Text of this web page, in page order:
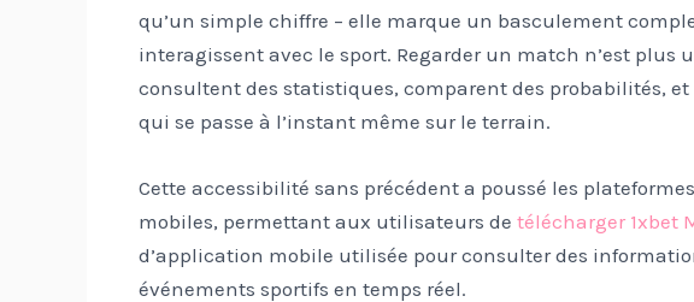
qu’un simple chiffre – elle marque un basculement
interagissent avec le sport. Regarder un match n’est plus
consultent des statistiques, comparent des probabilités,
qui se passe à l’instant même sur le terrain.
Cette accessibilité sans précédent a poussé les
mobiles, permettant aux utilisateurs de télécharger 1xbet
d’application mobile utilisée pour consulter des
événements sportifs en temps réel.